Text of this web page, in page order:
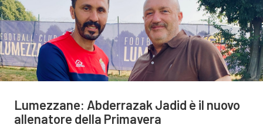
Lumezzane: Abderrazak Jadid è il nuovo
allenatore della Primavera